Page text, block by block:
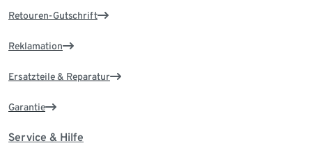
Retouren-Gutschrift
Reklamation
Ersatzteile & Reparatur
Garantie
Service & Hilfe